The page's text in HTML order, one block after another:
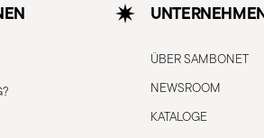
ÜBER SAMBONET
NEWSROOM
KATALOGE